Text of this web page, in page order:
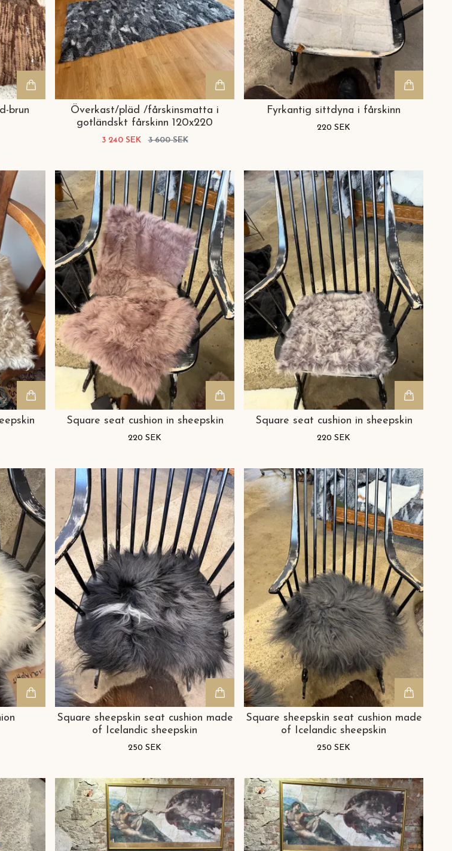
brun
Överkast/pläd /fårskinsmatta i
gotländskt fårskinn 120x220
3 240 SEK 3 600 SEK
Fyrkantig sittdyna i fårskinn
220 SEK
Square seat cushion in sheepskin
220 SEK
Square seat cushion in sheepskin
220 SEK
Square sheepskin seat cushion made
of Icelandic sheepskin
250 SEK
Square sheepskin seat cushion made
of Icelandic sheepskin
250 SEK